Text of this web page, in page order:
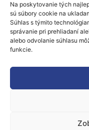
Na poskytovanie tých
sú súbory cookie na
Súhlas s týmito
správanie pri prehliadaní
alebo odvolanie súhlasu
funkcie.
Nazionale delle
Taliansku a
inovatívne
spravodlivosť,
ekonomiky a
Plenárne